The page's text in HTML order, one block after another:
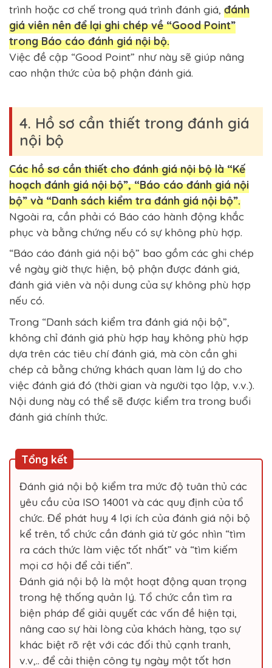
trình hoặc cơ chế trong quá trình đánh giá, đánh
giá viên nên để lại ghi chép về “Good Point”
trong Báo cáo đánh giá nội bộ.
Việc đề cập “Good Point” như này sẽ giúp nâng
cao nhận thức của bộ phận đánh giá.
4. Hồ sơ cần thiết trong đánh giá
nội bộ
Các hồ sơ cần thiết cho đánh giá nội bộ là “Kế
hoạch đánh giá nội bộ”, “Báo cáo đánh giá nội
bộ” và “Danh sách kiểm tra đánh giá nội bộ”.
Ngoài ra, cần phải có Báo cáo hành động khắc
phục và bằng chứng nếu có sự không phù hợp.
“Báo cáo đánh giá nội bộ” bao gồm các ghi chép
về ngày giờ thực hiện, bộ phận được đánh giá,
đánh giá viên và nội dung của sự không phù hợp
nếu có.
Trong “Danh sách kiểm tra đánh giá nội bộ”,
không chỉ đánh giá phù hợp hay không phù hợp
dựa trên các tiêu chí đánh giá, mà còn cần ghi
chép cả bằng chứng khách quan làm lý do cho
việc đánh giá đó (thời gian và người tạo lập, v.v.).
Nội dung này có thể sẽ được kiểm tra trong buổi
đánh giá chính thức.
Tổng kết
Đánh giá nội bộ kiểm tra mức độ tuân thủ các
yêu cầu của ISO 14001 và các quy định của tổ
chức. Để phát huy 4 lợi ích của đánh giá nội bộ
kể trên, tổ chức cần đánh giá từ góc nhìn “tìm
ra cách thức làm việc tốt nhất” và “tìm kiếm
mọi cơ hội để cải tiến”.
Đánh giá nội bộ là một hoạt động quan trọng
trong hệ thống quản lý. Tổ chức cần tìm ra
biện pháp để giải quyết các vấn đề hiện tại,
nâng cao sự hài lòng của khách hàng, tạo sự
khác biệt rõ rệt với các đối thủ cạnh tranh,
v.v,.. để cải thiện công ty ngày một tốt hơn